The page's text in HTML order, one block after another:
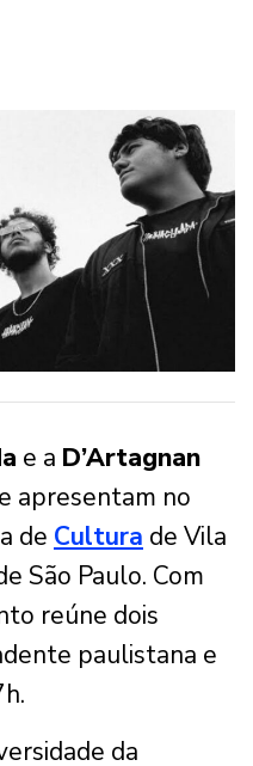
e a D’Artagnan
apresentam no
de Cultura de Vila
São Paulo. Com
reúne dois
paulistana e
da